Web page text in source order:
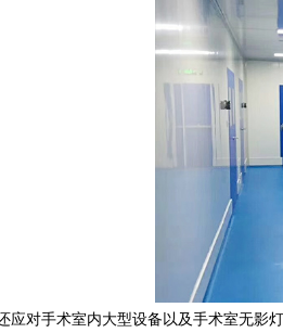
应对手术室内大型设备以及手术室无影